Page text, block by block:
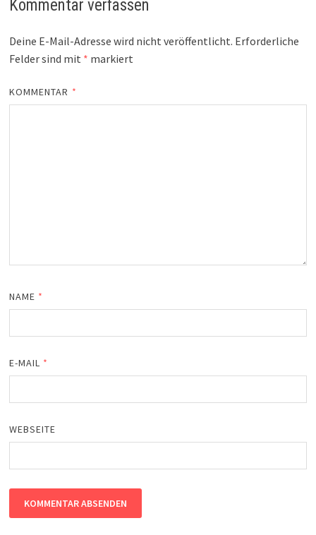
Kommentar verfassen
Deine E-Mail-Adresse wird nicht veröffentlicht. Erforderliche
Felder sind mit * markiert
KOMMENTAR *
NAME *
E-MAIL *
WEBSEITE